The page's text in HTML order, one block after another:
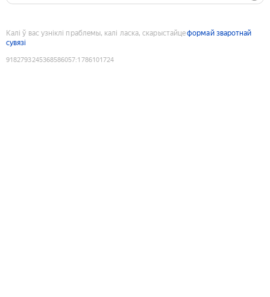
Калі ў вас узніклі праблемы, калі ласка, скарыстайцеформай зваротнай
сувязі
9182793245368586057:1786101724